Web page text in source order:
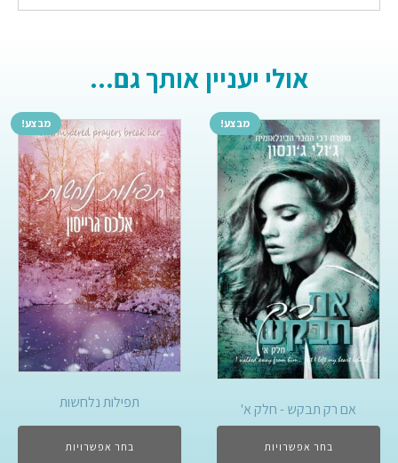
אולי יעניין אותך גם...
מבצע!
אם רק תבקש - חלק א'
בחר אפשרויות
מבצע!
תפילות נלחשות
בחר אפשרויות